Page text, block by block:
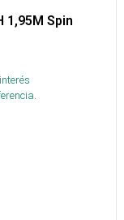
1,95M Spin